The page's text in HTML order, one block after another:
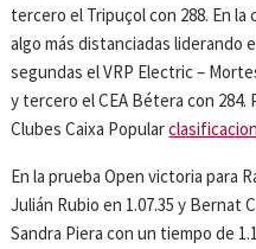
tercero el Tripuçol con 288. En
algo más distanciadas liderando
segundas el VRP Electric –
y tercero el CEA Bétera con 284.
Clubes Caixa Popular
En la prueba Open victoria para
Julián Rubio en 1.07.35 y Bernat
Sandra Piera con un tiempo de